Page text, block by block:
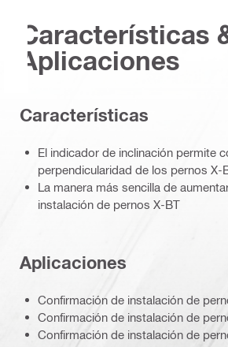
Características
Aplicaciones
Características
El indicador de inclinación permite
perpendicularidad de los pernos X-
La manera más sencilla de
instalación de pernos X-BT
Aplicaciones
Confirmación de instalación de
Confirmación de instalación de
Confirmación de instalación de